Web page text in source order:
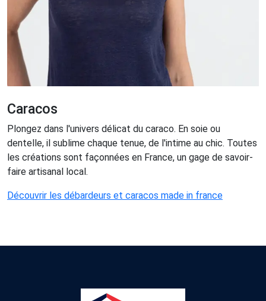
Caracos
Plongez dans l'univers délicat du caraco. En soie ou
dentelle, il sublime chaque tenue, de l'intime au chic. Toutes
les créations sont façonnées en France, un gage de savoir-
faire artisanal local.
Découvrir les débardeurs et caracos made in france